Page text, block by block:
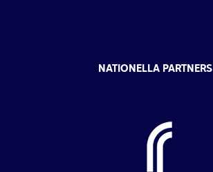
NATIONELLA PARTNERS